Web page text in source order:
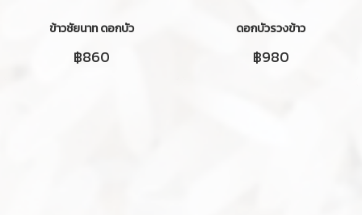
ข้าวชัยนาท ดอกบัว
฿860
ดอกบัวรวงข้าว
฿980